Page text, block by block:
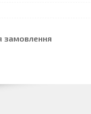
замовлення